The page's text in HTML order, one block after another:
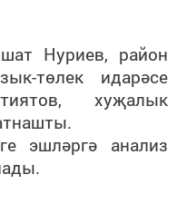
Нуриев, район
төлек идарәсе
хуҗалык
эшләргә анализ